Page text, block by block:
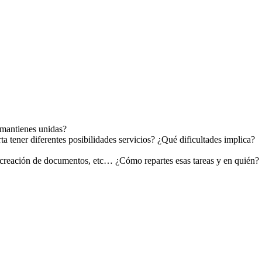
unidas?
tener diferentes posibilidades servicios? ¿Qué dificultades implica?
de documentos, etc… ¿Cómo repartes esas tareas y en quién?